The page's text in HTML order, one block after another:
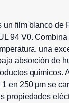
film blanco de
94 V0. Combina
una
absorción de
químicos.
1 en 250 µm se
propiedades